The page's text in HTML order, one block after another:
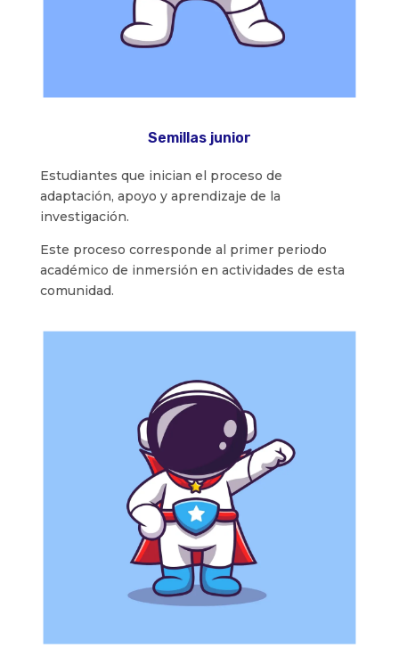
Semillas junior
Estudiantes que inician el proceso de
adaptación, apoyo y aprendizaje de la
investigación.
Este proceso corresponde al primer periodo
académico de inmersión en actividades de esta
comunidad.